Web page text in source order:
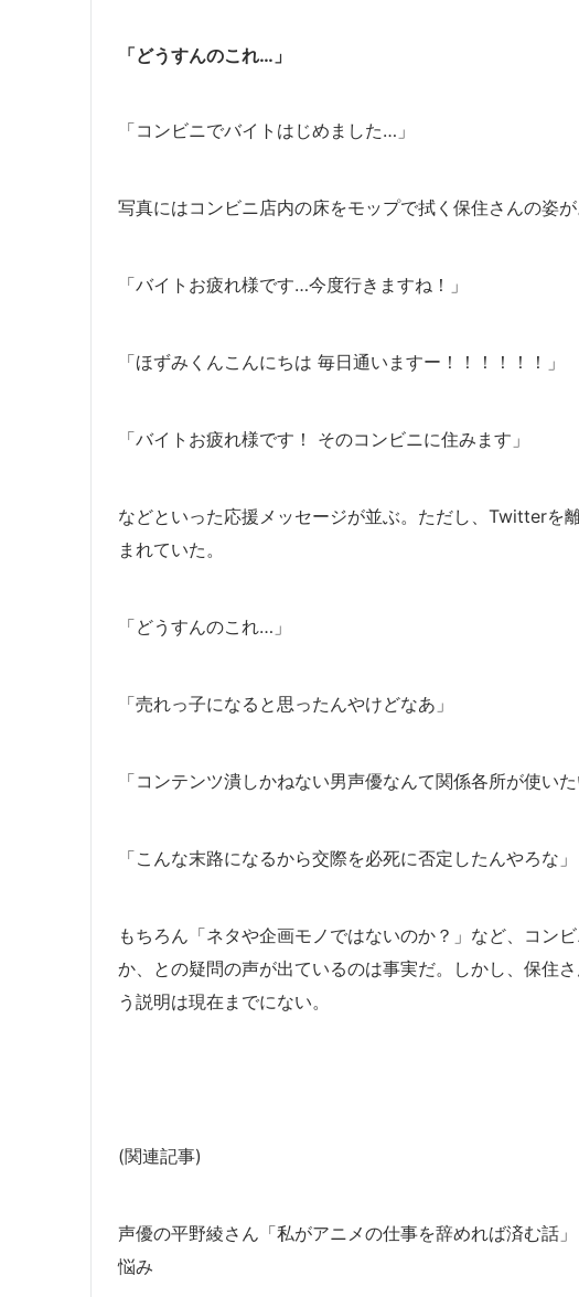
「どうすんのこれ…」
「コンビニでバイトはじめました…」
写真にはコンビニ店内の床をモップで拭く保住さんの姿
「バイトお疲れ様です…今度行きますね！」
「ほずみくんこんにちは 毎日通いますー！！！！！！」
「バイトお疲れ様です！ そのコンビニに住みます」
などといった応援メッセージが並ぶ。ただし、Twitterを
まれていた。
「どうすんのこれ…」
「売れっ子になると思ったんやけどなあ」
「コンテンツ潰しかねない男声優なんて関係各所が使いた
「こんな末路になるから交際を必死に否定したんやろな」
もちろん「ネタや企画モノではないのか？」など、コン
か、との疑問の声が出ているのは事実だ。しかし、 保住
う説明は現在までにない。
(関連記事)
声優の平野綾さん「私がアニメの仕事を辞めれば済む話
悩み